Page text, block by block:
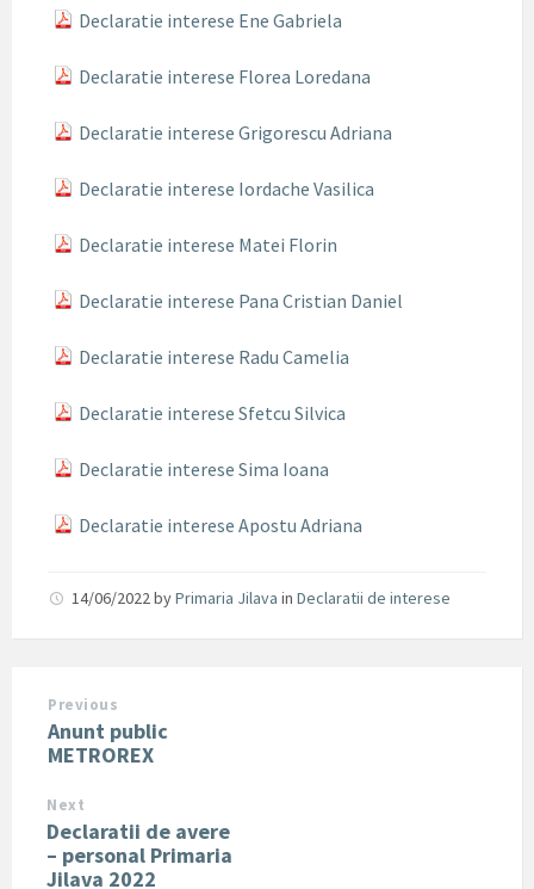
Declaratie interese Ene Gabriela
Declaratie interese Florea Loredana
Declaratie interese Grigorescu Adriana
Declaratie interese Iordache Vasilica
Declaratie interese Matei Florin
Declaratie interese Pana Cristian Daniel
Declaratie interese Radu Camelia
Declaratie interese Sfetcu Silvica
Declaratie interese Sima Ioana
Declaratie interese Apostu Adriana
14/06/2022byPrimaria Jilava in Declaratii de interese
Previous
Anunt public
METROREX
Next
Declaratii de avere
– personal Primaria
Jilava 2022